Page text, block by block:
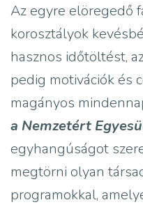
Az egyre elöregedő
korosztályok
hasznos időtöltést,
pedig motivációk és
magányos
a Nemzetért
egyhangúságot
megtörni olyan
programokkal,